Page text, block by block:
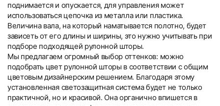
поднимается и опускается, для управления может
использоваться цепочка из металла или пластика.
Величина вала, на который наматывается полотно, будет
зависеть от его длины и ширины, это нужно учитывать при
подборе подходящей рулонной шторы.
Мы предлагаем огромный выбор оттенков: можно
подобрать цвет рулонной шторы в соответствии с общим
цветовым дизайнерским решением. Благодаря этому
установленная светозащитная система будет не только
практичной, но и красивой. Она органично впишется в